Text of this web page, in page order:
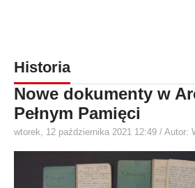
Historia
Nowe dokumenty w
Pełnym Pamięci
wtorek, 12 października 2021 12:49 / Autor: